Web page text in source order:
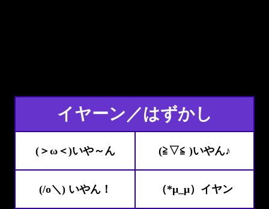
イヤーン／はずかし
(＞ω＜)いや～ん (≧▽≦ )いやん♪
(/o＼) いやん！ （*μ_μ）イヤン